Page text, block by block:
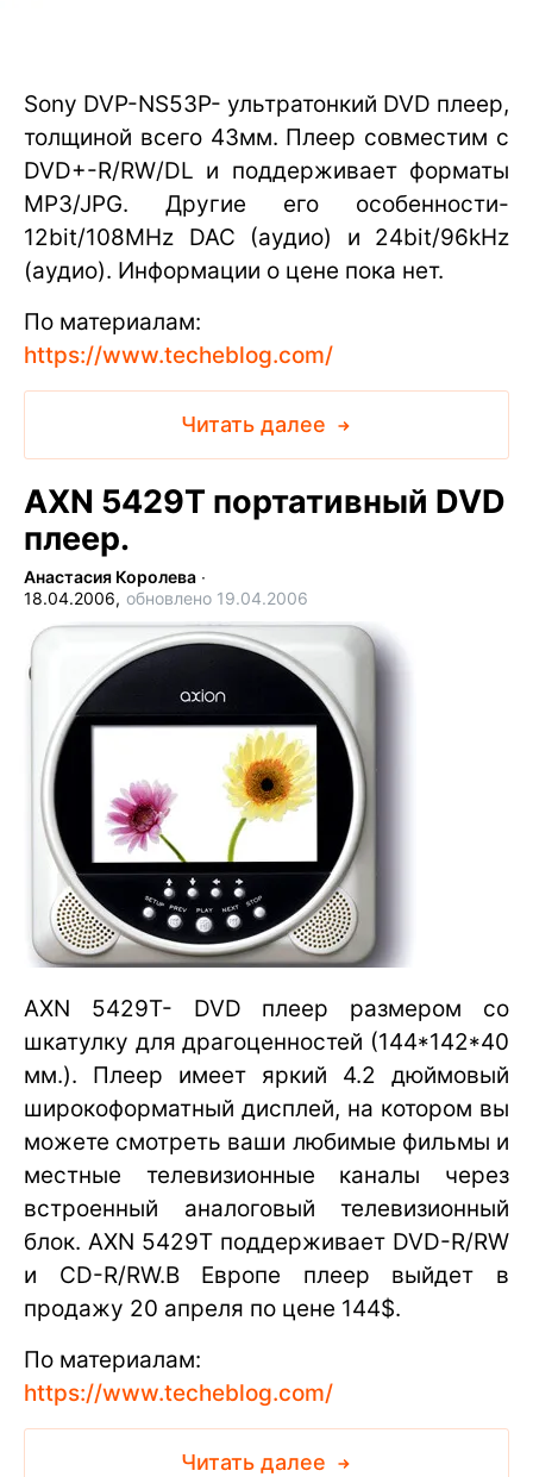
Sony DVP-NS53P- ультратонкий DVD плеер,
толщиной всего 43мм. Плеер совместим с
DVD+-R/RW/DL и поддерживает форматы
MP3/JPG. Другие его особенности-
12bit/108MHz DAC (аудио) и 24bit/96kHz
(аудио). Информации о цене пока нет.
По материалам:
https://www.techeblog.com/
Читать далее
AXN 5429T портативный DVD
плеер.
Анастасия Королева ∙
18.04.2006, обновлено 19.04.2006
AXN 5429T- DVD плеер размером со
шкатулку для драгоценностей (144*142*40
мм.). Плеер имеет яркий 4.2 дюймовый
широкоформатный дисплей, на котором вы
можете смотреть ваши любимые фильмы и
местные телевизионные каналы через
встроенный аналоговый телевизионный
блок. AXN 5429T поддерживает DVD-R/RW
и CD-R/RW.В Европе плеер выйдет в
продажу 20 апреля по цене 144$.
По материалам:
https://www.techeblog.com/
Читать далее